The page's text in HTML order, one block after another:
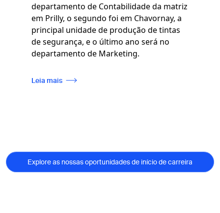
departamento de Contabilidade da matriz
em Prilly, o segundo foi em Chavornay, a
principal unidade de produção de tintas
de segurança, e o último ano será no
departamento de Marketing.
Leia mais
Explore as nossas oportunidades de início de carreira